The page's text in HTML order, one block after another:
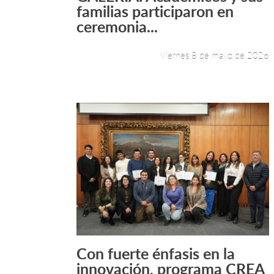
familias participaron en
ceremonia...
Viernes 8 de mayo de 2026
Leer más +
Con fuerte énfasis en la
innovación, programa CREA